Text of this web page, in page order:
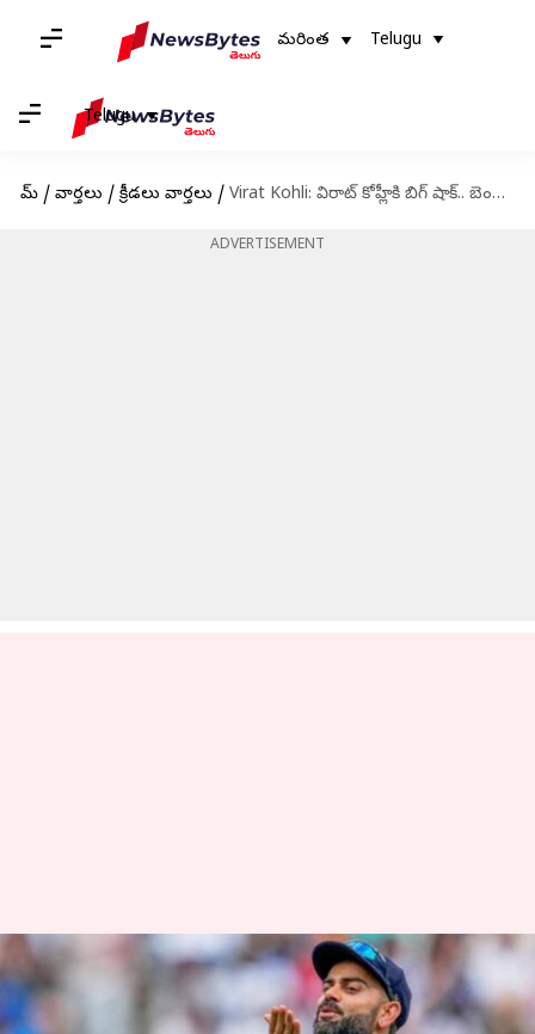
మరింత Telugu
Telugu
హోమ్ / వార్తలు / క్రీడలు వార్తలు / Virat Kohli: విరాట్ కోహ్లీకి బిగ్ షాక్.. బెంగళూరులో కేసు నమోదు
ADVERTISEMENT
Virat Kohli: విరాట్ కోహ్లీకి బిగ్ షాక్..
బెంగళూరులో కేసు నమోదు